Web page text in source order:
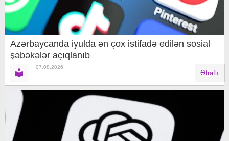
Azərbaycanda iyulda ən çox istifadə edilən sosial
şəbəkələr açıqlanıb
07.08.2026
Ətraflı